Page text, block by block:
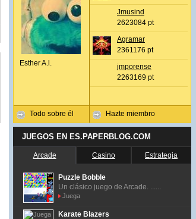
Esther A.l.
Todo sobre él
Jmusind
2623084 pt
Agramar
2361176 pt
jmporense
2263169 pt
Hazte miembro
JUEGOS EN ES.PAPERBLOG.COM
Arcade Casino Estrategia
Puzzle Bobble
Un clásico juego de Arcade. ......
Juega
Karate Blazers